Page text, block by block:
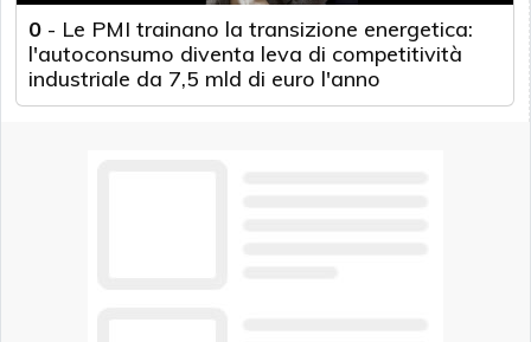
0 - Le PMI trainano la transizione energetica:
l'autoconsumo diventa leva di competitività
industriale da 7,5 mld di euro l'anno